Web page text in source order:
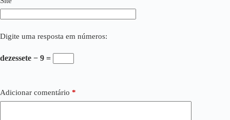
Digite uma resposta em números:
dezessete − 9 =
Adicionar comentário *